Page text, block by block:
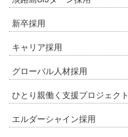
新卒採用
キャリア採用
グローバル人材採用
ひとり親働く支援プロジェクト
エルダーシャイン採用